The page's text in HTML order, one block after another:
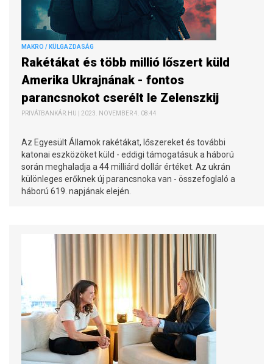
MAKRO / KÜLGAZDASÁG
Rakétákat és több millió lőszert küld
Amerika Ukrajnának - fontos
parancsnokot cserélt le Zelenszkij
PRIVÁTBANKÁR.HU | 2023. NOVEMBER 4. 08:44
Az Egyesült Államok rakétákat, lőszereket és további
katonai eszközöket küld - eddigi támogatásuk a háború
során meghaladja a 44 milliárd dollár értéket. Az ukrán
különleges erőknek új parancsnoka van - összefoglaló a
háború 619. napjának elején.